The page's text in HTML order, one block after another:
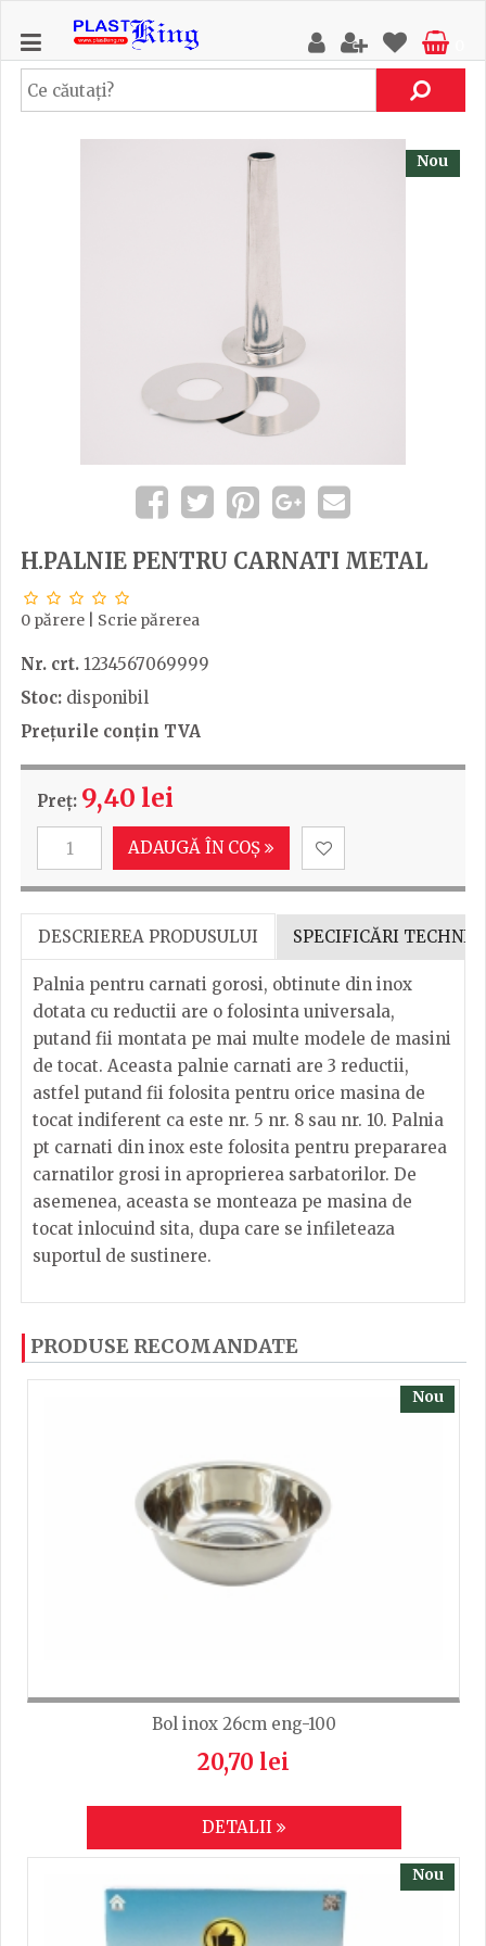
Nou
H.PALNIE PENTRU CARNATI METAL
0 părere Scrie părerea
Nr. crt. 1234567069999
Stoc: disponibil
Prețurile conțin TVA
Preț: 9,40 lei
ADAUGĂ ÎN COȘ
DESCRIEREA PRODUSULUI SPECIFICĂRI
Palnia pentru carnati gorosi, obtinute din inox
dotata cu reductii are o folosinta universala,
putand fii montata pe mai multe modele de masini
de tocat. Aceasta palnie carnati are 3 reductii,
astfel putand fii folosita pentru orice masina de
tocat indiferent ca este nr. 5 nr. 8 sau nr. 10. Palnia
pt carnati din inox este folosita pentru prepararea
carnatilor grosi in aproprierea sarbatorilor. De
asemenea, aceasta se monteaza pe masina de
tocat inlocuind sita, dupa care se infileteaza
suportul de sustinere.
cu ajutorul steluțelor, și scrieți părerea dvs. Pentru
a putea să scrieți părerea trebuie să fiți înregistrat.
PRODUSE RECOMANDATE
Nou
Bol inox 26cm eng-100
20,70 lei
DETALII
Nou